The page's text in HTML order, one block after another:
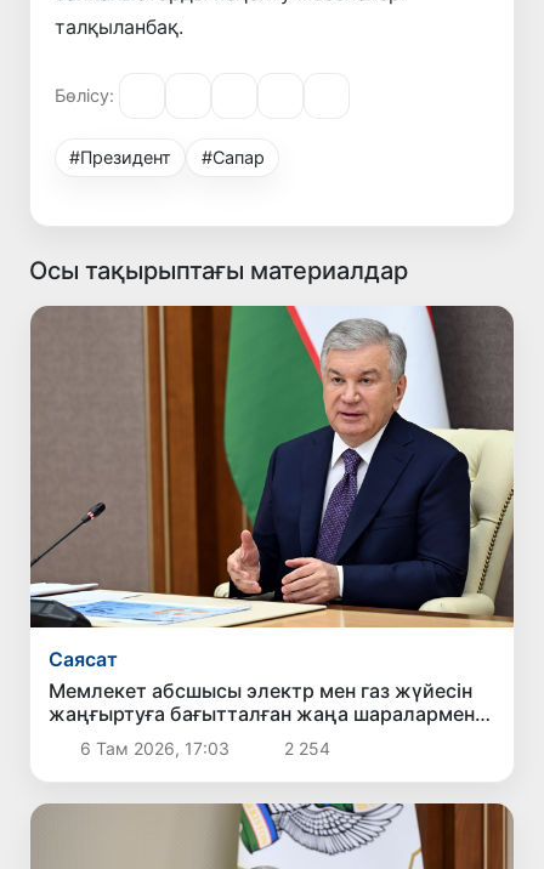
талқыланбақ.
Бөлісу:
#Президент #Сапар
Осы тақырыптағы материалдар
Саясат
Мемлекет абсшысы электр мен газ жүйесін
жаңғыртуға бағытталған жаңа шаралармен
танысты
6 Там 2026, 17:03 2 254